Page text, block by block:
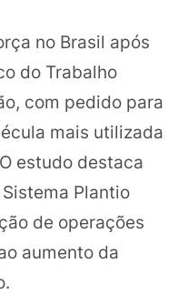
no Brasil após
do Trabalho
com pedido para
mais utilizada
estudo destaca
Plantio
de operações
aumento da